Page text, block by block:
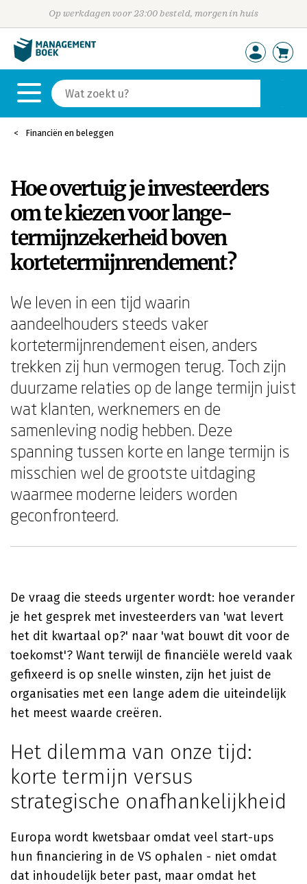
Op werkdagen voor 23:00 besteld, morgen in huis
Financiën en beleggen
Hoe overtuig je investeerders
om te kiezen voor lange-
termijnzekerheid boven
kortetermijnrendement?
We leven in een tijd waarin
aandeelhouders steeds vaker
kortetermijnrendement eisen, anders
trekken zij hun vermogen terug. Toch zijn
duurzame relaties op de lange termijn juist
wat klanten, werknemers en de
samenleving nodig hebben. Deze
spanning tussen korte en lange termijn is
misschien wel de grootste uitdaging
waarmee moderne leiders worden
geconfronteerd.
De vraag die steeds urgenter wordt: hoe verander
je het gesprek met investeerders van 'wat levert
het dit kwartaal op?' naar 'wat bouwt dit voor de
toekomst'? Want terwijl de financiële wereld vaak
gefixeerd is op snelle winsten, zijn het juist de
organisaties met een lange adem die uiteindelijk
het meest waarde creëren.
Het dilemma van onze tijd:
korte termijn versus
strategische onafhankelijkheid
Europa wordt kwetsbaar omdat veel start-ups
hun financiering in de VS ophalen - niet omdat
dat inhoudelijk beter past, maar omdat het